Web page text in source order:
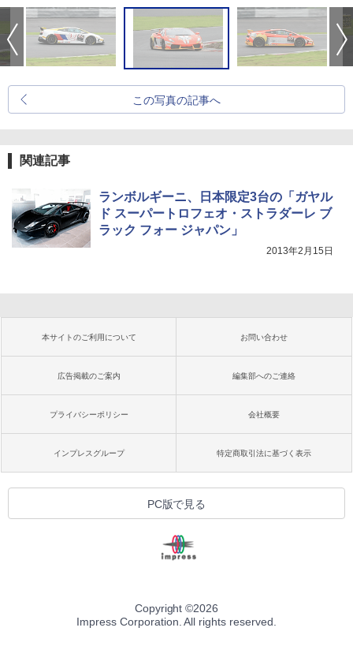
この写真の記事へ
関連記事
ランボルギーニ、日本限定3台の「ガヤル
ド スーパートロフェオ・ストラダーレ ブ
ラック フォー ジャパン」
2013年2月15日
本サイトのご利用について お問い合わせ
広告掲載のご案内 編集部へのご連絡
プライバシーポリシー 会社概要
インプレスグループ 特定商取引法に基づく表示
PC版で見る
Copyright ©2026
Impress Corporation. All rights reserved.